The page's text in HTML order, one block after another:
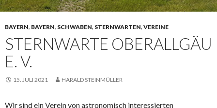
BAYERN, BAYERN, SCHWABEN, STERNWARTEN, VEREINE
STERNWARTE OBERALLGÄU
E. V.
15. JULI 2021 HARALD STEINMÜLLER
Wir sind ein Verein von astronomisch interessierten